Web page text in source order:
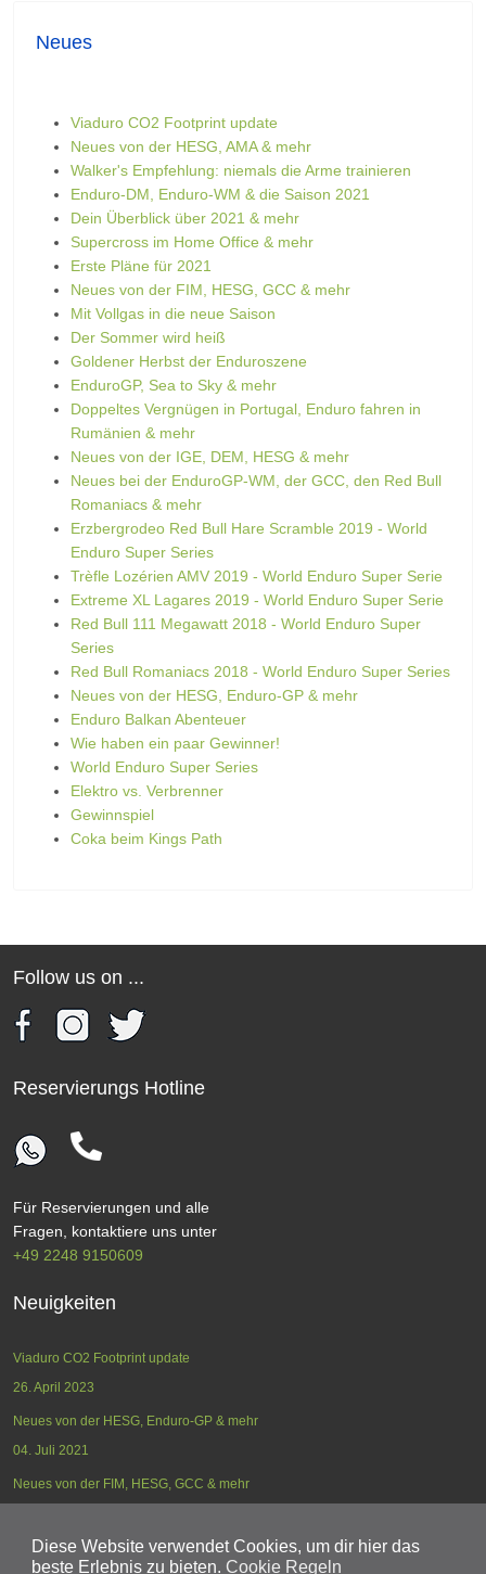
Diese Website verwendet Cookies, um dir hier das
beste Erlebnis zu bieten. Cookie Regeln
Neues
Viaduro CO2 Footprint update
Neues von der HESG, AMA & mehr
Walker's Empfehlung: niemals die Arme trainieren
Enduro-DM, Enduro-WM & die Saison 2021
Dein Überblick über 2021 & mehr
Supercross im Home Office & mehr
Erste Pläne für 2021
Neues von der FIM, HESG, GCC & mehr
Mit Vollgas in die neue Saison
Der Sommer wird heiß
Goldener Herbst der Enduroszene
EnduroGP, Sea to Sky & mehr
Doppeltes Vergnügen in Portugal, Enduro fahren in
Rumänien & mehr
Neues von der IGE, DEM, HESG & mehr
Neues bei der EnduroGP-WM, der GCC, den Red Bull
Romaniacs & mehr
Erzbergrodeo Red Bull Hare Scramble 2019 - World
Enduro Super Series
Trèfle Lozérien AMV 2019 - World Enduro Super Serie
Extreme XL Lagares 2019 - World Enduro Super Serie
Red Bull 111 Megawatt 2018 - World Enduro Super
Series
Red Bull Romaniacs 2018 - World Enduro Super Series
Neues von der HESG, Enduro-GP & mehr
Enduro Balkan Abenteuer
Wie haben ein paar Gewinner!
World Enduro Super Series
Elektro vs. Verbrenner
Gewinnspiel
Coka beim Kings Path
Follow us on ...
Reservierungs Hotline
Für Reservierungen und alle
Fragen, kontaktiere uns unter
+49 2248 9150609
Neuigkeiten
Viaduro CO2 Footprint update
26. April 2023
Neues von der HESG, Enduro-GP & mehr
04. Juli 2021
Neues von der FIM, HESG, GCC & mehr